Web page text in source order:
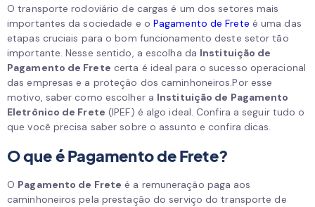
O transporte rodoviário de cargas é um dos setores mais
importantes da sociedade e o Pagamento de Frete é uma das
etapas cruciais para o bom funcionamento deste setor tão
importante. Nesse sentido, a escolha da Instituição de
Pagamento de Frete certa é ideal para o sucesso operacional
das empresas e a proteção dos caminhoneiros.Por esse
motivo, saber como escolher a Instituição de Pagamento
Eletrônico de Frete (IPEF) é algo ideal. Confira a seguir tudo o
que você precisa saber sobre o assunto e confira dicas.
O que é Pagamento de Frete?
O Pagamento de Frete é a remuneração paga aos
caminhoneiros pela prestação do serviço do transporte de